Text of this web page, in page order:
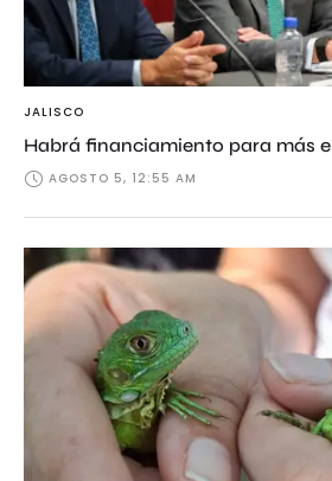
JALISCO
Habrá financiamiento para más
AGOSTO 5, 12:55 AM